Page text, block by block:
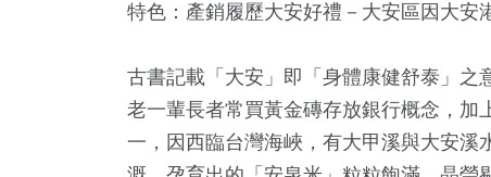
特色：產銷履歷大安好禮－大安區因大安
古書記載「大安」即「身體康健舒泰」之
老一輩長者常買黃金磚存放銀行概念，加
一，因西臨台灣海峽，有大甲溪與大安溪
影視
兩岸佛教文
流專區